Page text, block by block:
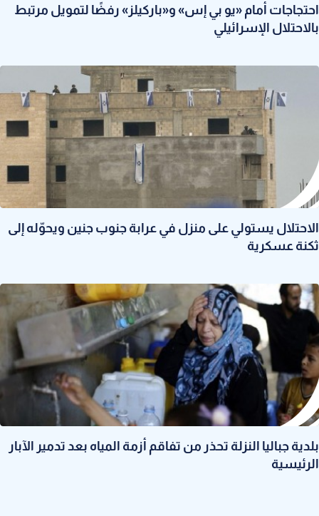
احتجاجات أمام «يو بي إس» و«باركيلز» رفضًا لتمويل مرتبط
بالاحتلال الإسرائيلي
الاحتلال يستولي على منزل في عرابة جنوب جنين ويحوّله إلى
ثكنة عسكرية
بلدية جباليا النزلة تحذر من تفاقم أزمة المياه بعد تدمير الآبار
الرئيسية